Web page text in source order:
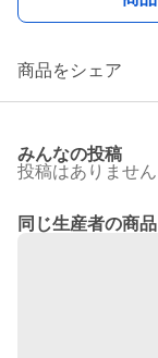
商品をシェア
みんなの投稿
投稿はありません
同じ生産者の商品